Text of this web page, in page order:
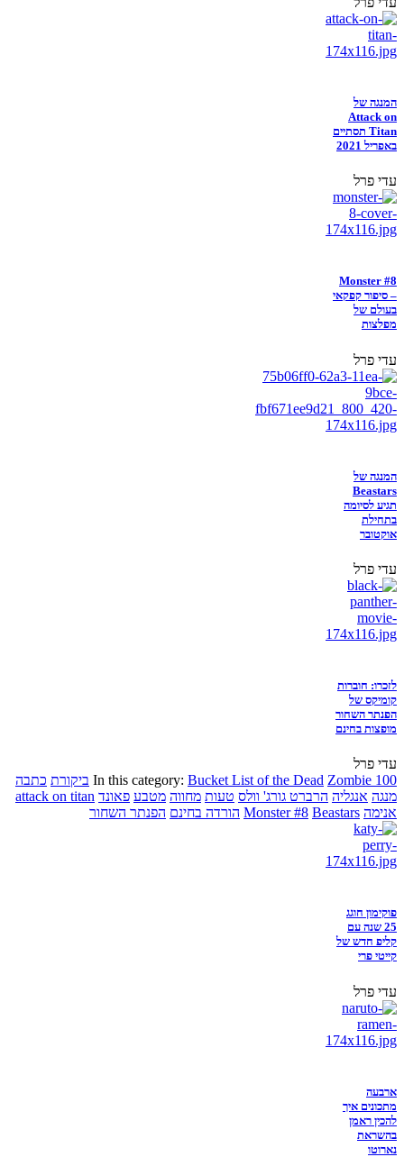
המנגה של
Attack on
Titan תסתיים
באפריל 2021
עדי פרל
Monster #8
– סיפור קפקאי
בעולם של
מפלצות
עדי פרל
המנגה של
Beastars
תגיע לסיומה
בתחילת
אוקטובר
עדי פרל
לזכרו: חוברות
קומיקס של
הפנתר השחור
מופצות בחינם
עדי פרל
In this category: Bucket List of the Dead Zombie 100 ביקורת כתבה
מנגה אנגליה הרברט גורג' וולס טעות מחווה מטבע פאונד attack on titan
אנימה
Monster #8 Beastars הורדה בחינם הפנתר השחור
פוקימון חוגג
25 שנה עם
קליפ חדש של
קייטי פרי
עדי פרל
ארבעה
מתכונים איך
להכין ראמן
בהשראת
נארוטו